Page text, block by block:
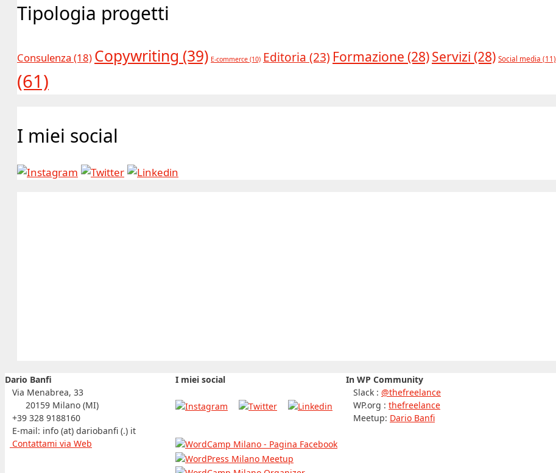
Tipologia progetti
Consulenza (18) Copywriting (39) E-commerce (10) Editoria (23) Formazione (28)Servizi (28) Social media (11)
(61)
I miei social
Dario Banfi
Via Menabrea, 33
20159 Milano (MI)
+39 328 9188160
E-mail: info (at) dariobanfi (.) it
Contattami via Web
I miei social
In WP Community
Slack : @thefreelance
WP.org : thefreelance
Meetup: Dario Banfi